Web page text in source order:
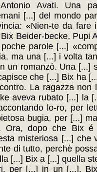
Avati. Una
[...] del mondo
«Nien-te da fare
Beider-becke, Pupi
parole [...]
ma una [...] i volta
un romanzò. Una [...]
che [...] Bix ha
La ragazza
aveva rubato [...] la
lo-ro, per
bugia, per [...]
Ora, dopo che Bix
misteriosa [...] che
di tutto, perchè
[...] Bix a [...] quella
per [...] in un [...].